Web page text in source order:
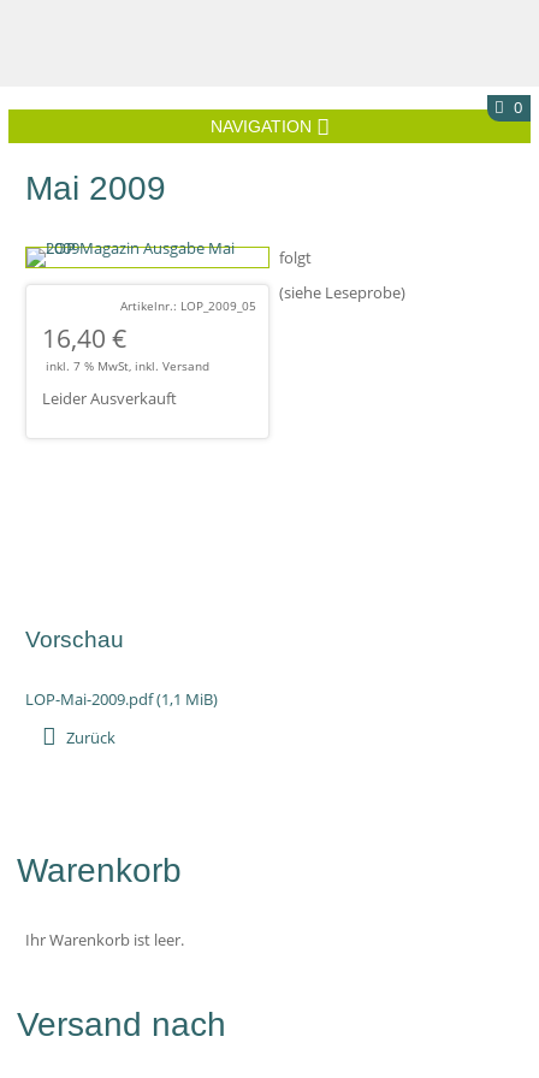
0
NAVIGATION
Mai 2009
16,40 €
Artikelnr.: LOP_2009_05
inkl. 7 % MwSt, inkl. Versand
Leider Ausverkauft
folgt
(siehe Leseprobe)
Vorschau
LOP-Mai-2009.pdf(1,1 MiB)
Zurück
Warenkorb
Ihr Warenkorb ist leer.
Versand nach